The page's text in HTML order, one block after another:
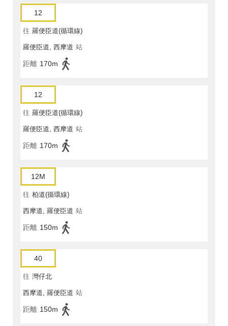
12
往 羅便臣道(循環線)
羅便臣道, 西摩道 站
距離 170m
12
往 羅便臣道(循環線)
羅便臣道, 西摩道 站
距離 170m
12M
往 柏道(循環線)
西摩道, 羅便臣道 站
距離 150m
40
往 灣仔北
西摩道, 羅便臣道 站
距離 150m